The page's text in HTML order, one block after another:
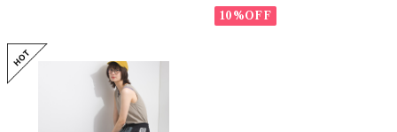
nim Pants 【restock】
10%OFF